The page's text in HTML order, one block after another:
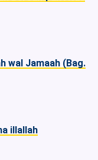
wal Jamaah (Bag.
illallah